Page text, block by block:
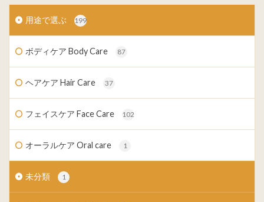
用途で選ぶ 199
ボディケア Body Care 87
ヘアケア Hair Care 37
フェイスケア Face Care 102
オーラルケア Oral care 1
未分類 1